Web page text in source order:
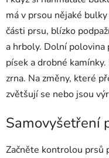
má v prsou nějaké
části prsu, blízko
a hrboly. Dolní
písek a drobné
zrna. Na změny, které
zvětšují se nebo jsou
Samovyšetření
Začněte kontrolou prsů